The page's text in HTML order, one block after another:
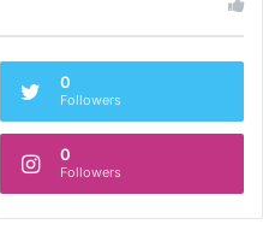
0
Followers
0
Followers